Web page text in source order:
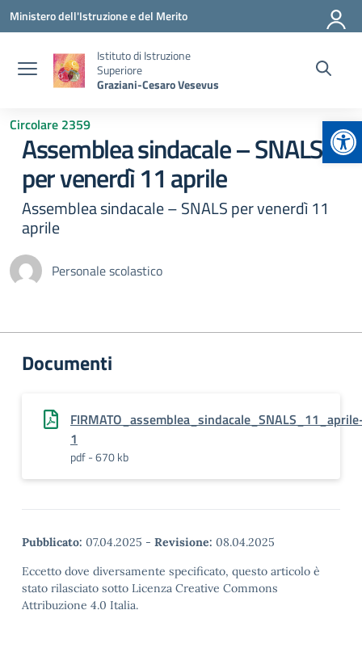
Vai ai contenuti
Vai al menu di navigazione
Vai al footer
Ministero dell'Istruzione e del Merito
Istituto di Istruzione
Superiore
Graziani-Cesaro Vesevus
Circolare 2359
Assemblea sindacale – SNALS
per venerdì 11 aprile
Assemblea sindacale – SNALS per venerdì 11
aprile
Personale scolastico
Documenti
1
pdf - 670 kb
Pubblicato: 07.04.2025 - Revisione: 08.04.2025
Eccetto dove diversamente specificato, questo articolo è
stato rilasciato sotto Licenza Creative Commons
Attribuzione 4.0 Italia.